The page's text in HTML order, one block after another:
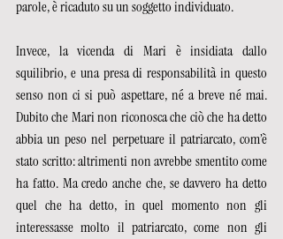
parole, è ricaduto su un soggetto individuato.
Invece, la vicenda di Mari è insidiata dallo
squilibrio, e una presa di responsabilità in questo
senso non ci si può aspettare, né a breve né mai.
Dubito che Mari non riconosca che ciò che ha detto
abbia un peso nel perpetuare il patriarcato, com’è
stato scritto: altrimenti non avrebbe smentito come
ha fatto. Ma credo anche che, se davvero ha detto
quel che ha detto, in quel momento non gli
interessasse molto il patriarcato, come non gli